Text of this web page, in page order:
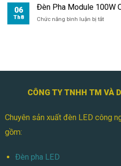
Pha
100W
06
Th8
Đèn Pha Module 100W
Chức năng bình luận bị tắtở
Sân
Đá
CÔNG TY TNHH TM VÀ
Chuyên sản xuất đèn LED công
gồm:
Đèn pha LED